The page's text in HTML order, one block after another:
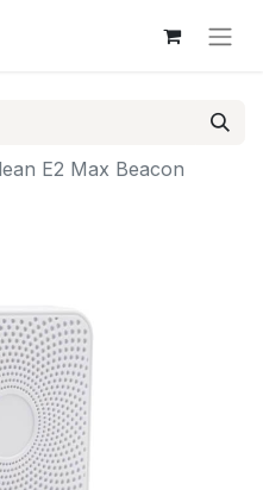
E2 Max Beacon